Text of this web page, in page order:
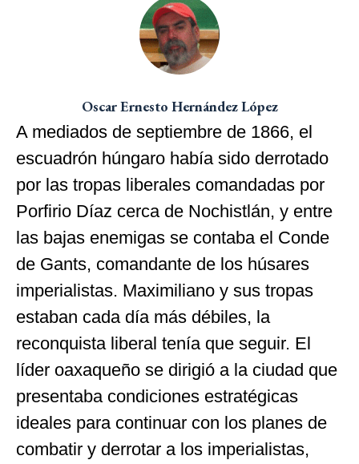
Oscar Ernesto Hernández López
A mediados de septiembre de 1866, el
escuadrón húngaro había sido derrotado
por las tropas liberales comandadas por
Porfirio Díaz cerca de Nochistlán, y entre
las bajas enemigas se contaba el Conde
de Gants, comandante de los húsares
imperialistas. Maximiliano y sus tropas
estaban cada día más débiles, la
reconquista liberal tenía que seguir. El
líder oaxaqueño se dirigió a la ciudad que
presentaba condiciones estratégicas
ideales para continuar con los planes de
combatir y derrotar a los imperialistas,